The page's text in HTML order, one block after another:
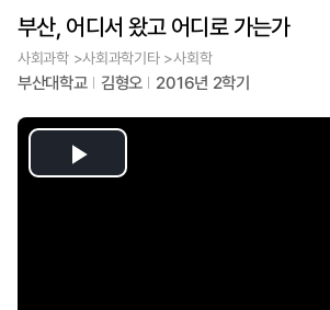
부산, 어디서 왔고 어디로 가는가
사회과학 >사회과학기타 >사회학
부산대학교 김형오 2016년 2학기
Play